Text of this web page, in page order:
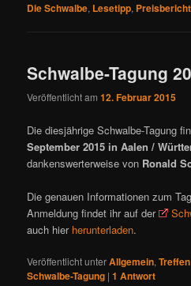
Die Schwalbe, Lesetipp, Preisbericht
Schwalbe-Tagung
Veröffentlicht am12. Februar 2015
Die diesjährige Schwalbe-Tagung
September 2015 in Aalen /
dankenswerterweise von Ronald
Die genauen Informationen zum
Anmeldung findet ihr auf der
auch hier herunterladen.
Veröffentlicht unterAllgemein,Treffen
Schwalbe-Tagung |1 Antwort